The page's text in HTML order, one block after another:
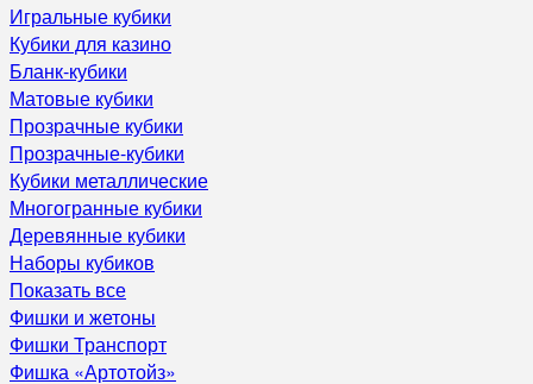
Игральные кубики
Кубики для казино
Бланк-кубики
Матовые кубики
Прозрачные кубики
Прозрачные-кубики
Кубики металлические
Многогранные кубики
Деревянные кубики
Наборы кубиков
Показать все
Фишки и жетоны
Фишки Транспорт
Фишка «Артотойз»